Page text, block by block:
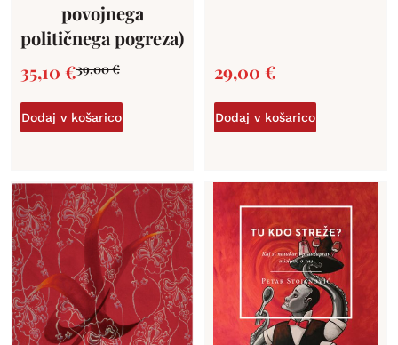
povojnega
političnega pogreza)
39,00€
35,10 €
Dodaj v košarico
29,00 €
Dodaj v košarico